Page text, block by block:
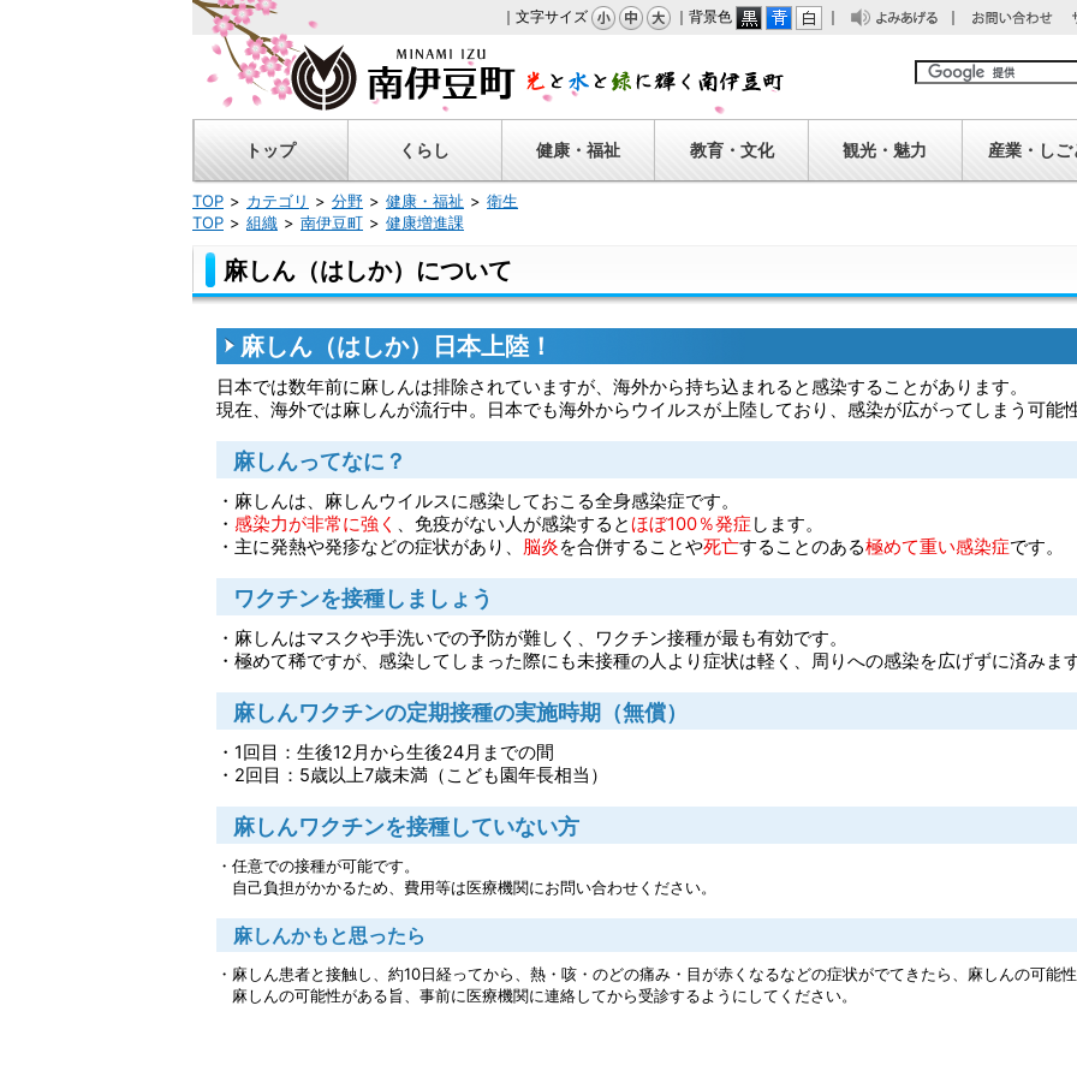
｜文字サイズ ｜背景色
｜
｜
トップ くらし 健康・福祉 教育・文化 観光・魅力 産業・しご
TOP カテゴリ 分野 健康・福祉
衛生
TOP
組織 南伊豆町 健康増進課
麻しん（はしか）について
麻しん（はしか）日本上陸！
日本では数年前に麻しんは排除されていますが、海外から持ち込まれると感染することがあります。
現在、海外では麻しんが流行中。日本でも海外からウイルスが上陸しており、感染が広がってしまう可能
麻しんってなに？
・麻しんは、麻しんウイルスに感染しておこる全身感染症です。
・ 感染力が非常に強く 、免疫がない人が感染するとほぼ100％発症 します。
・主に発熱や発疹などの症状があり、 脳炎を合併することや死亡することのある極めて重い感染症です。
ワクチンを接種しましょう
・麻しんはマスクや手洗いでの予防が難しく、ワクチン接種が最も有効です。
・極めて稀ですが、感染してしまった際にも未接種の人より症状は軽く、周りへの感染を広げずに済みます
麻しんワクチンの定期接種の実施時期（無償）​​​​​​
・1回目：生後12月から生後24月までの間
・2回目：5歳以上7歳未満（こども園年長相当）
麻しんワクチンを接種していない方
・任意での接種が可能です。
自己負担がかかるため、費用等は医療機関にお問い合わせください。
麻しんかもと思ったら
・麻しん患者と接触し、約10日経ってから、熱・咳・のどの痛み・目が赤くなるなどの症状がでてきたら、麻しんの可能性
麻しんの可能性がある旨、事前に医療機関に連絡してから受診するようにしてください。